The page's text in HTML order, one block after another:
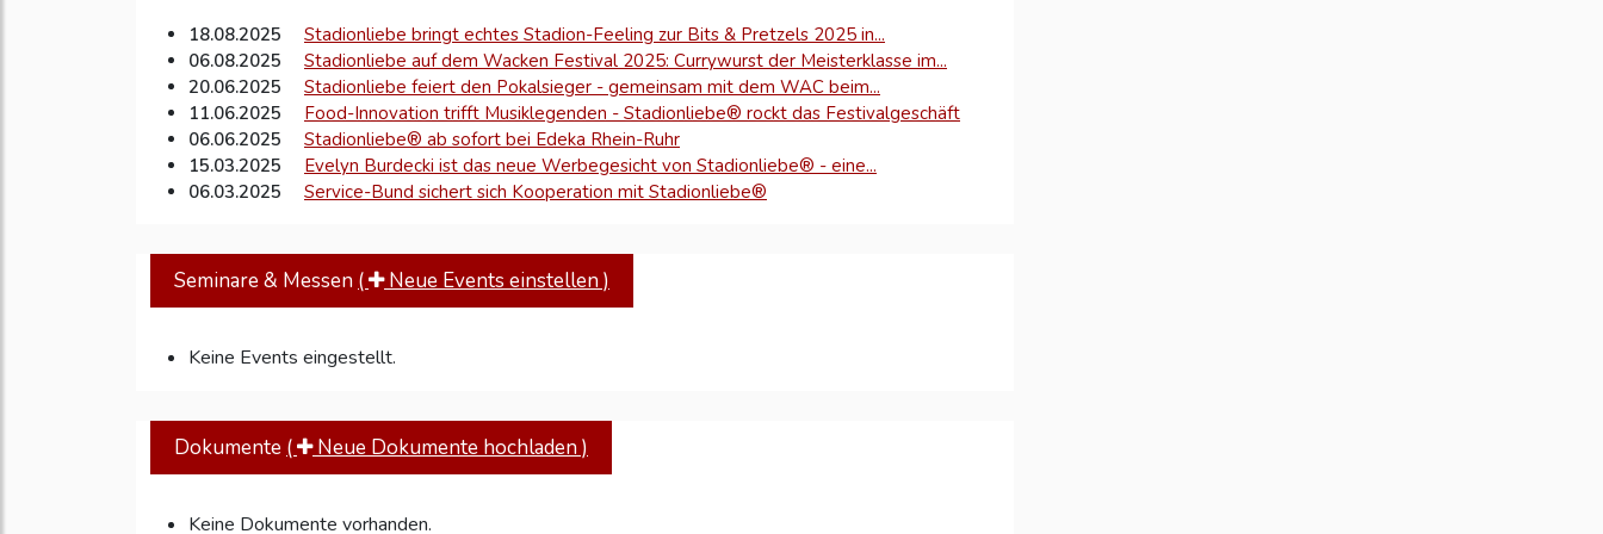
18.08.2025
Stadionliebe bringt echtes Stadion-Feeling zur Bits & Pretzels 2025 in...
06.08.2025
Stadionliebe auf dem Wacken Festival 2025: Currywurst der Meisterklasse im...
20.06.2025
Stadionliebe feiert den Pokalsieger - gemeinsam mit dem WAC beim...
11.06.2025
Food-Innovation trifft Musiklegenden - Stadionliebe® rockt das Festivalgeschäft
06.06.2025
Stadionliebe® ab sofort bei Edeka Rhein-Ruhr
15.03.2025
Evelyn Burdecki ist das neue Werbegesicht von Stadionliebe® - eine...
06.03.2025
Service-Bund sichert sich Kooperation mit Stadionliebe®
Seminare & Messen ( Neue Events einstellen )
Keine Events eingestellt.
Dokumente ( Neue Dokumente hochladen )
Keine Dokumente vorhanden.